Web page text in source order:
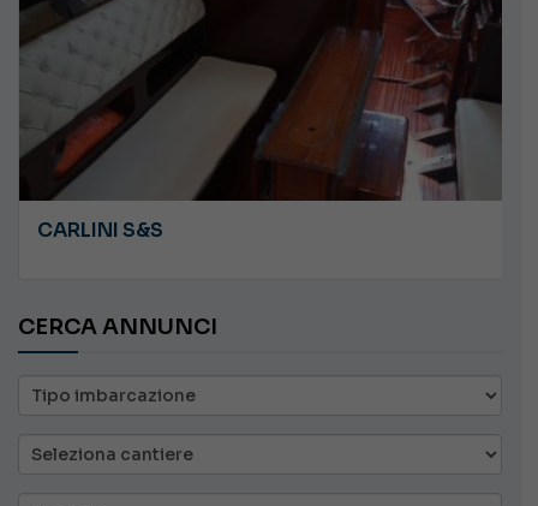
CARLINI S&S
CERCA ANNUNCI